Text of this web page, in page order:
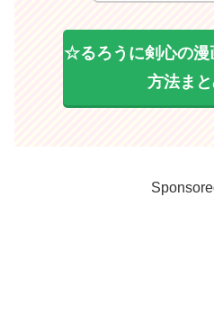
☆るろうに剣心の漫
方法ま